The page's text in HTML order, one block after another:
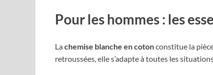
Pour les hommes : les
Lachemise blanche en cotonconstitue la
retroussées, elle s’adapte à toutes les